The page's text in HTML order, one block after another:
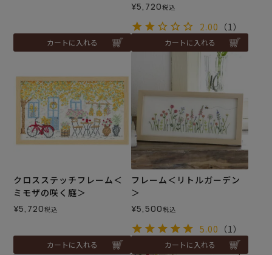
カートに入れる
¥5,720税込
2.00 （1）
カートに入れる
クロスステッチフレーム＜
ミモザの咲く庭＞
¥5,720税込
カートに入れる
フレーム＜リトルガーデン
＞
¥5,500税込
5.00 （1）
カートに入れる